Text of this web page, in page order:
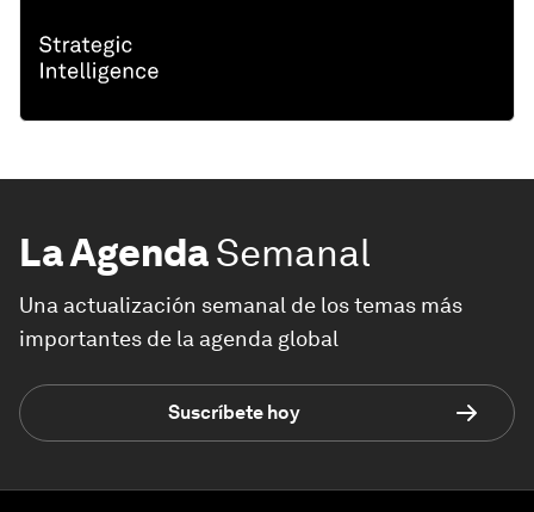
La AgendaSemanal
Una actualización semanal de los temas más
importantes de la agenda global
Suscríbete hoy